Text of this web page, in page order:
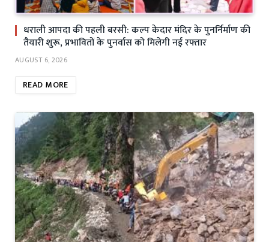
धराली आपदा की पहली बरसी: कल्प केदार मंदिर के पुनर्निर्माण की
तैयारी शुरू, प्रभावितों के पुनर्वास को मिलेगी नई रफ्तार
AUGUST 6, 2026
READ MORE